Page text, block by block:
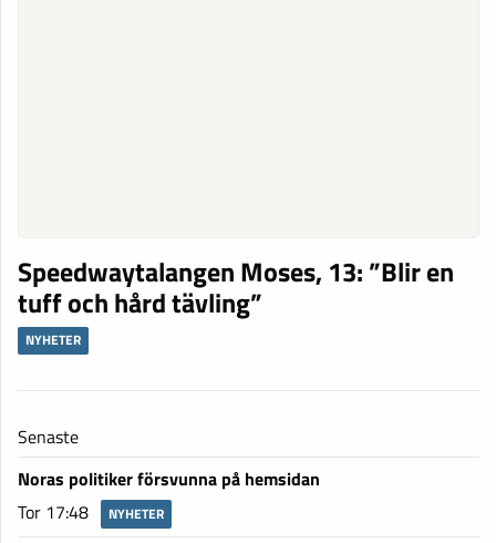
Speedwaytalangen Moses, 13: ”Blir en
tuff och hård tävling”
NYHETER
Senaste
Noras politiker försvunna på hemsidan
Tor 17:48
NYHETER